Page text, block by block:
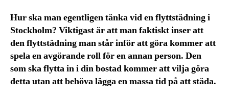
Hur ska man egentligen tänka vid en flyttstädning i
Stockholm? Viktigast är att man faktiskt inser att
den flyttstädning man står inför att göra kommer att
spela en avgörande roll för en annan person. Den
som ska flytta in i din bostad kommer att vilja göra
detta utan att behöva lägga en massa tid på att städa.